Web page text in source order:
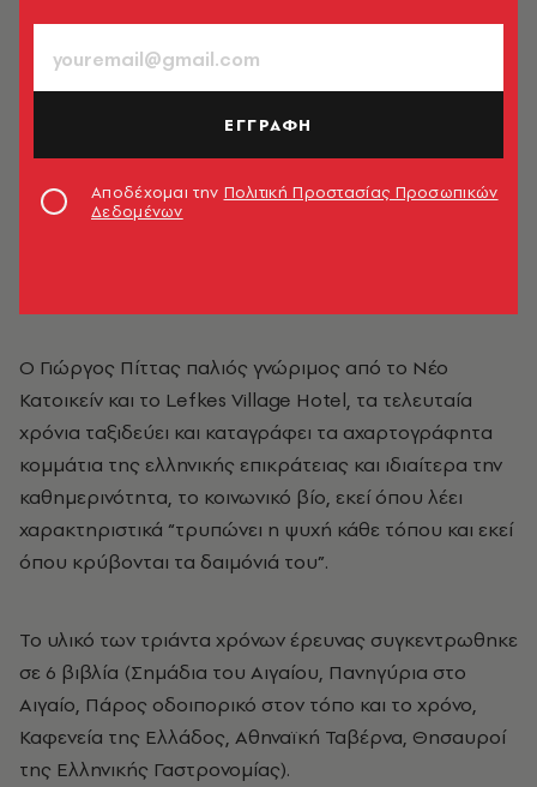
Ο Γιώργος Πίττας παλιός γνώριμος από το Νέο
Κατοικείν και το Lefkes Village Hotel, τα τελευταία
χρόνια ταξιδεύει και καταγράφει τα αχαρτογράφητα
κομμάτια της ελληνικής επικράτειας και ιδιαίτερα την
καθημερινότητα, το κοινωνικό βίο, εκεί όπου λέει
χαρακτηριστικά “τρυπώνει η ψυχή κάθε τόπου και εκεί
όπου κρύβονται τα δαιμόνιά του”.
Το υλικό των τριάντα χρόνων έρευνας συγκεντρωθηκε
σε 6 βιβλία (Σημάδια του Αιγαίου, Πανηγύρια στο
Αιγαίο, Πάρος οδοιπορικό στον τόπο και το χρόνο,
Καφενεία της Ελλάδος, Αθηναϊκή Ταβέρνα, Θησαυροί
της Ελληνικής Γαστρονομίας).
ΕΓΓΡΑΦΗ
Αποδέχομαι την Πολιτική Προστασίας Προσωπικών
Δεδομένων